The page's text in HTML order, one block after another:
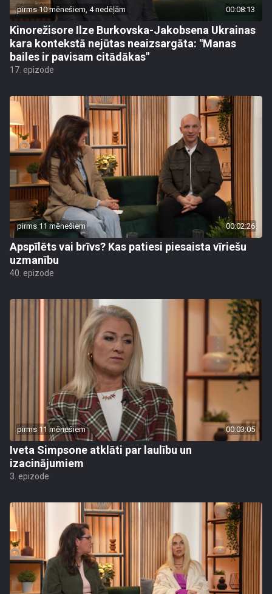
pirms 10 mēnešiem, 4 nedēļām 00:08:13
Kinorežisore Ilze Burkovska-Jakobsena Ukrainas
kara kontekstā nejūtas neaizsargāta: "Manas
bailes ir pavisam citādākas"
17. epizode
pirms 11 mēnešiem 00:02:26
Apspīlēts vai brīvs? Kas patiesi piesaista vīriešu
uzmanību
40. epizode
pirms 11 mēnešiem 00:03:05
Iveta Simpsone atklāti par laulību un
izacinājumiem
3. epizode